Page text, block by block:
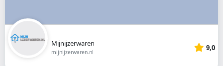
Mijnijzerwaren
mijnijzerwaren.nl 9,0